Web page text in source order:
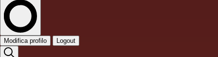
Modifica profilo Logout